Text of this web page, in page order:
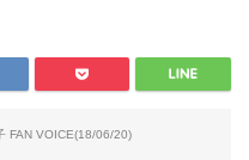
FAN VOICE(18/06/20)